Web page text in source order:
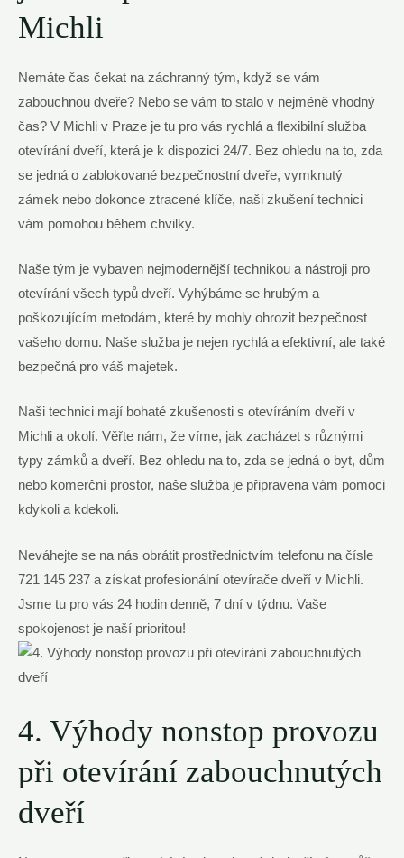
Michli
Nemáte čas čekat na záchranný tým, když se vám
zabouchnou dveře? Nebo se vám to stalo v nejméně vhodný
čas? V Michli v Praze je tu pro vás rychlá a flexibilní služba
otevírání dveří, která je k dispozici 24/7. Bez ohledu na to, zda
se jedná o zablokované bezpečnostní dveře, vymknutý
zámek nebo dokonce ztracené klíče, naši zkušení technici
vám pomohou během chvilky.
Naše tým je vybaven nejmodernější technikou a nástroji pro
otevírání všech typů dveří. Vyhýbáme se hrubým a
poškozujícím metodám, které by mohly ohrozit bezpečnost
vašeho domu. Naše služba je nejen rychlá a efektivní, ale také
bezpečná pro váš majetek.
Naši technici mají bohaté zkušenosti s otevíráním dveří v
Michli a okolí. Věřte nám, že víme, jak zacházet s různými
typy zámků a dveří. Bez ohledu na to, zda se jedná o byt, dům
nebo komerční prostor, naše služba je připravena vám pomoci
kdykoli a kdekoli.
Neváhejte se na nás obrátit prostřednictvím telefonu na čísle
721 145 237 a získat profesionální otevírače dveří v Michli.
Jsme tu pro vás 24 hodin denně, 7 dní v týdnu. Vaše
spokojenost je naší prioritou!
4. Výhody nonstop provozu
při otevírání zabouchnutých
dveří